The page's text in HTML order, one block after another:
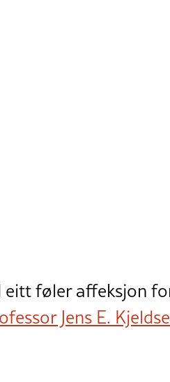
føler affeksjon
Jens E.